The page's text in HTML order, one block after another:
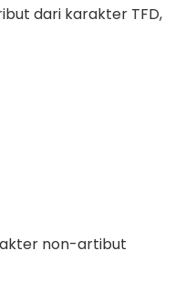
dari karakter TFD,
non-artibut